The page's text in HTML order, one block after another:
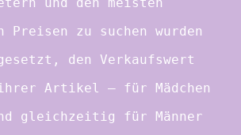
Preisen zu suchen wurden
den Verkaufswert
Artikel – für Mädchen
gleichzeitig für Männer